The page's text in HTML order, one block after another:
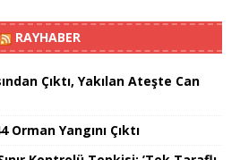
RAYHABER
Çıktı, Yakılan Ateşte Can
Orman Yangını Çıktı